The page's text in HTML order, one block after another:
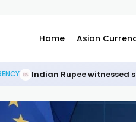
Home Asian
Indian Rupee witnessed